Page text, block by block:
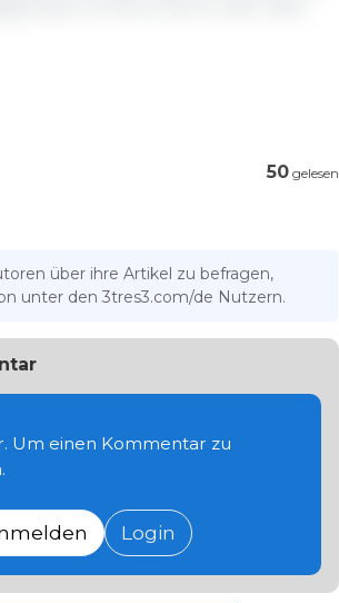
24 Mrd. EUR im Jahr 2021,
50 gelesen
über ihre Artikel zu befragen,
unter den 3tres3.com/de Nutzern.
Um einen Kommentar zu
Login